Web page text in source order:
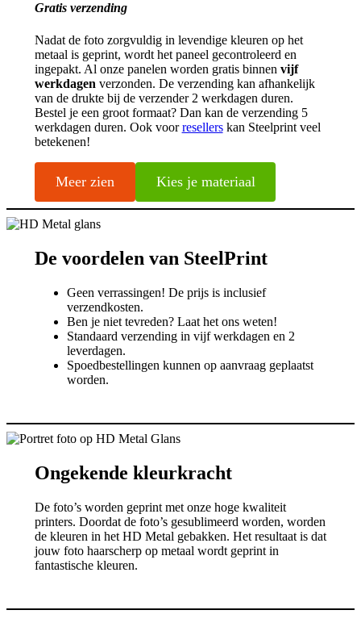
Gratis verzending
Nadat de foto zorgvuldig in levendige kleuren op het
metaal is geprint, wordt het paneel gecontroleerd en
ingepakt. Al onze panelen worden gratis binnen vijf
werkdagen verzonden. De verzending kan afhankelijk
van de drukte bij de verzender 2 werkdagen duren.
Bestel je een groot formaat? Dan kan de verzending 5
werkdagen duren. Ook voorresellerskan Steelprint veel
betekenen!
Meer zien Kies je materiaal
De voordelen van SteelPrint
Geen verrassingen! De prijs is inclusief
verzendkosten.
Ben je niet tevreden? Laat het ons weten!
Standaard verzending in vijf werkdagen en 2
leverdagen.
Spoedbestellingen kunnen op aanvraag geplaatst
worden.
Ongekende kleurkracht
De foto’s worden geprint met onze hoge kwaliteit
printers. Doordat de foto’s gesublimeerd worden, worden
de kleuren in het HD Metal gebakken. Het resultaat is dat
jouw foto haarscherp op metaal wordt geprint in
fantastische kleuren.